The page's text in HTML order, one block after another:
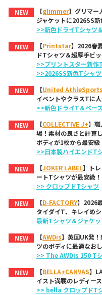
NEW
【glimmer】グリマー
ジャケットに2026SS新
>>新色ドライTシャツ
NEW
【Printstar】2026春
ドTシャツ＆超厚手ビ
>>プリントスター新作
>>2026SS新色Tシャ
NEW
【United AthleSports
イベントやクラスTに
>>新色ドライT＆ベー
NEW
【COLLECTIVE J+】
場！素材の良さと計算
ボディが1枚から最安級
>>日本製ハイエンドT
NEW
【JOKER LABEL】ト
ートTシャツが最安級
>> クロップドTシャツ
NEW
【D-FACTORY】2026
タイダイT、キレイめ
最新Tシャツ＆ジャケッ
NEW
【AWDis】英国UK発
ツのボディに最適なお
>> The AWDis 150 T
NEW
【BELLA+CANVAS】
イスト満載のレディー
>> bella クロップドT